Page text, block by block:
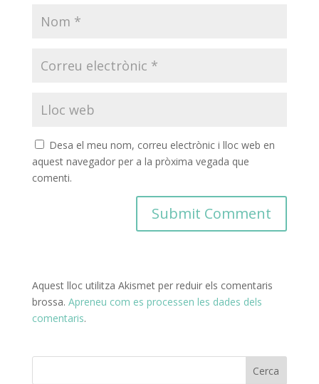
Desa el meu nom, correu electrònic i lloc web en
aquest navegador per a la pròxima vegada que
comenti.
Aquest lloc utilitza Akismet per reduir els comentaris
brossa. Apreneu com es processen les dades dels
comentaris.